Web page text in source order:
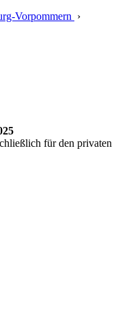
Vorpommern ›
für den privaten